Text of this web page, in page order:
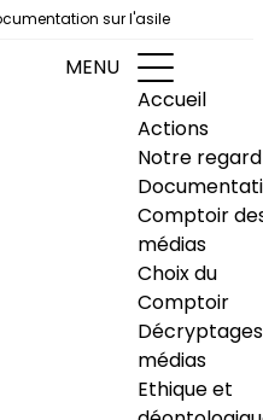
sur l'asile
MENU
Accueil
Actions
Notre regard
Comptoir
médias
Choix du
Comptoir
Décryptages
médias
Ethique et